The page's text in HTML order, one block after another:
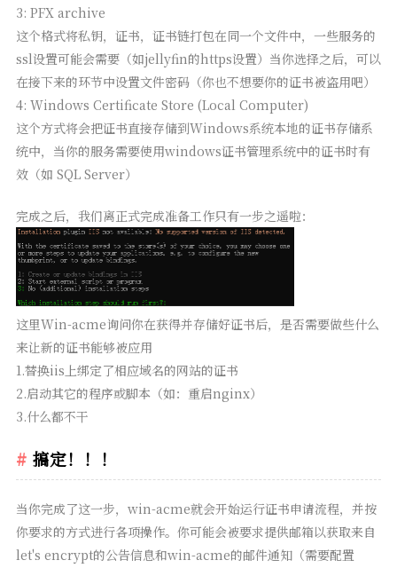
3: PFX archive
这个格式将私钥，证书，证书链打包在同一个文件中，一些服务的
ssl设置可能会需要（如jellyfin的https设置）当你选择之后，可以
在接下来的环节中设置文件密码（你也不想要你的证书被盗用吧）
4: Windows Certificate Store (Local Computer)
这个方式将会把证书直接存储到Windows系统本地的证书存储系
统中，当你的服务需要使用windows证书管理系统中的证书时有
效（如 SQL Server）
完成之后，我们离正式完成准备工作只有一步之遥啦：
这里Win-acme询问你在获得并存储好证书后，是否需要做些什么
来让新的证书能够被应用
1.替换iis上绑定了相应域名的网站的证书
2.启动其它的程序或脚本（如：重启nginx）
3.什么都不干
搞定！！！
当你完成了这一步，win-acme就会开始运行证书申请流程，并按
你要求的方式进行各项操作。你可能会被要求提供邮箱以获取来自
let's encrypt的公告信息和win-acme的邮件通知（需要配置